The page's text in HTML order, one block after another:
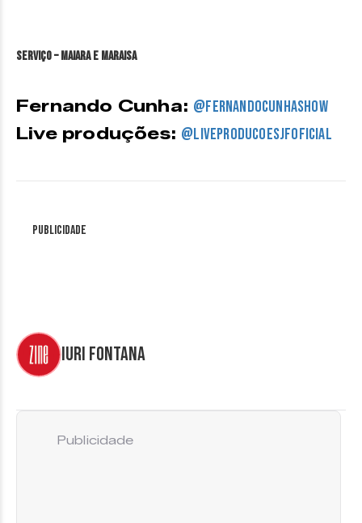
Serviço – Maiara e Maraisa
Fernando Cunha: @fernandocunhashow
Live produções: @liveproducoesjfoficial
Publicidade
Iuri Fontana
Publicidade